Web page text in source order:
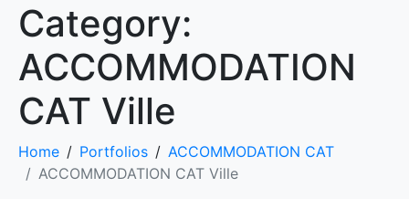
Category:
ACCOMMODATION
CAT Ville
Home Portfolios
ACCOMMODATION CAT
ACCOMMODATION CAT Ville